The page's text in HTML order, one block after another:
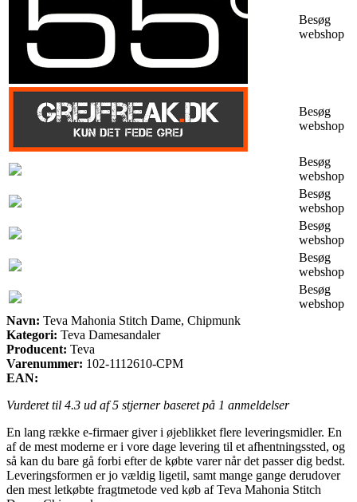
Besøg
webshop
Besøg
webshop
Besøg
webshop
Besøg
webshop
Besøg
webshop
Besøg
webshop
Besøg
webshop
Navn: Teva Mahonia Stitch Dame, Chipmunk
Kategori: Teva Damesandaler
Producent: Teva
Varenummer: 102-1112610-CPM
EAN:
Vurderet til 4.3 ud af 5 stjerner baseret på 1 anmeldelser
En lang række e-firmaer giver i øjeblikket flere leveringsmidler. En
af de mest moderne er i vore dage levering til et afhentningssted, og
så kan du bare gå forbi efter de købte varer når det passer dig bedst.
Leveringsformen er jo vældig ligetil, samt mange gange derudover
den mest letkøbte fragtmetode ved køb af Teva Mahonia Stitch